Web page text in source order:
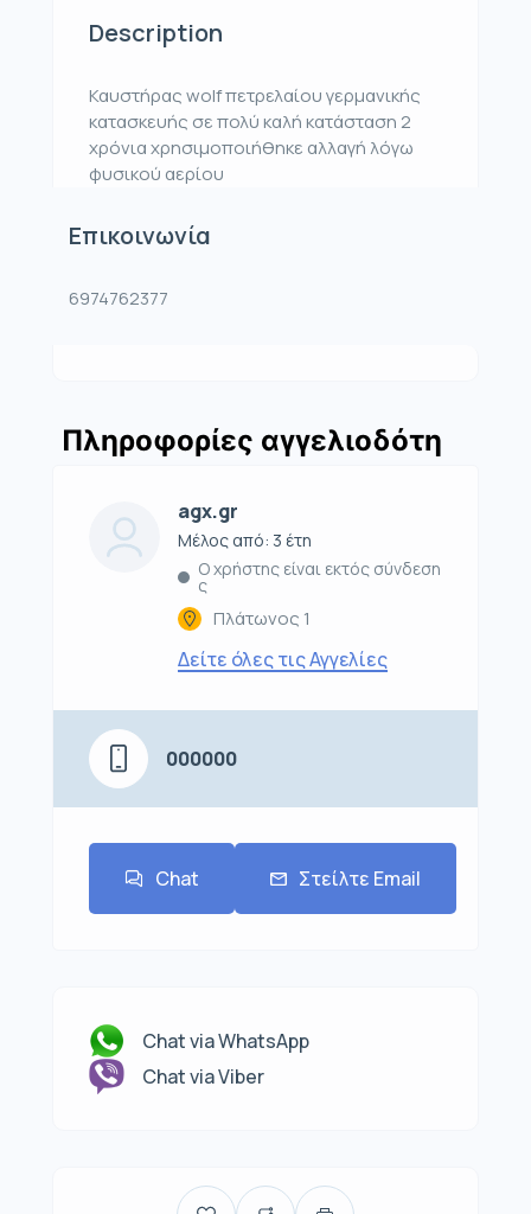
Description
Καυστήρας wolf πετρελαίου γερμανικής
κατασκευής σε πολύ καλή κατάσταση 2
χρόνια χρησιμοποιήθηκε αλλαγή λόγω
φυσικού αερίου
Επικοινωνία
6974762377
Πληροφορίες αγγελιοδότη
agx.gr
Μέλος από: 3 έτη
Ο χρήστης είναι εκτός σύνδεση
ς
Πλάτωνος 1
Δείτε όλες τις Αγγελίες
000000
Chat Στείλτε Email
Chat via WhatsApp
Chat via Viber